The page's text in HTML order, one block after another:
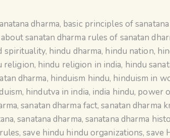
dharma, basic principles of
sanatan dharma rules of sanatan
spirituality, hindu dharma, hindu nation,
religion, hindu religion in india, hindu
dharma, hinduism hindu, hinduism in
, hindutva in india, india hindu, power
,sanatan dharma fact,sanatan dharma
,sanatana dharma, sanatana dharma
,save hindu hindu organizations,save